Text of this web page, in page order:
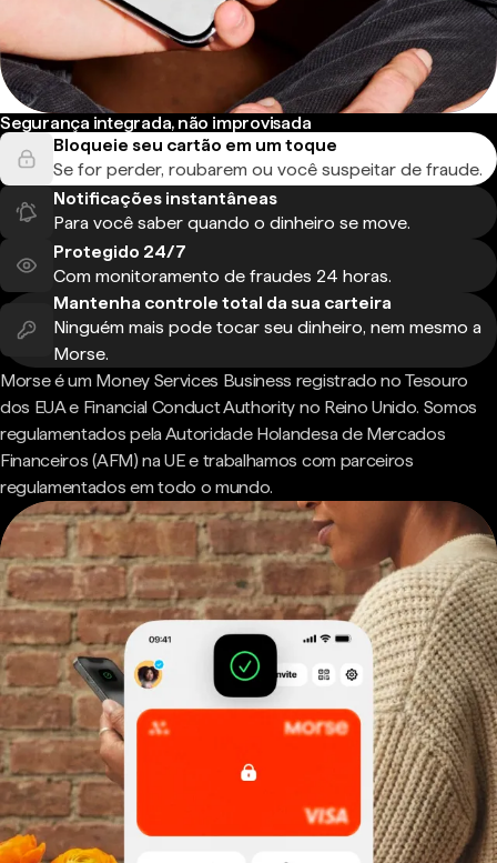
Segurança integrada, não improvisada
Bloqueie seu cartão em um toque
Se for perder, roubarem ou você suspeitar de fraude.
Notificações instantâneas
Para você saber quando o dinheiro se move.
Protegido 24/7
Com monitoramento de fraudes 24 horas.
Mantenha controle total da sua carteira
Ninguém mais pode tocar seu dinheiro, nem mesmo a
Morse.
Morse é um Money Services Business registrado no Tesouro
dos EUA e Financial Conduct Authority no Reino Unido. Somos
regulamentados pela Autoridade Holandesa de Mercados
Financeiros (AFM) na UE e trabalhamos com parceiros
regulamentados em todo o mundo.